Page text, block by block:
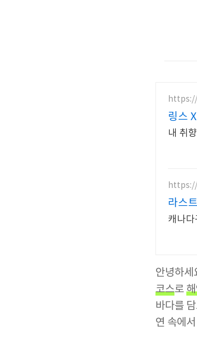
링스
내 취
라스
캐나
안녕하세
코스로
바다를
연 속에